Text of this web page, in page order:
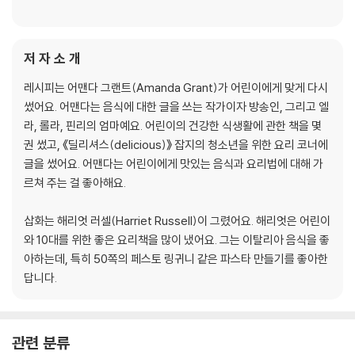
저 자 소 개
레시피는 어맨다 그랜트(Amanda Grant)가 어린이에게 맞게 다시
썼어요. 어맨다는 음식에 대한 글을 쓰는 작가이자 방송인, 그리고 엘
라, 롤라, 핀리의 엄마예요. 어린이의 건강한 식생활에 관한 책을 몇
권 썼고, 《딜리셔스(delicious)》 잡지의 청소년을 위한 요리 코너에
글을 썼어요. 어맨다는 어린이에게 맛있는 음식과 요리법에 대해 가
르쳐 주는 걸 좋아해요.
삽화는 해리엇 러셀(Harriet Russell)이 그렸어요. 해리엇은 어린이
와 10대를 위한 좋은 요리책을 많이 냈어요. 그는 이탈리아 음식을 좋
아하는데, 특히 50쪽의 페스토 링귀니 같은 파스타 만들기를 좋아한
답니다.
관련 분류